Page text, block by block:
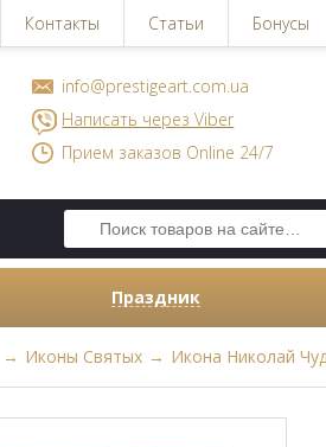
Контакты Статьи Бонусы
info@prestigeart.com.ua
Написать через Viber
Прием заказов Online 24/7
Праздник
→ Иконы Святых → Икона Николай